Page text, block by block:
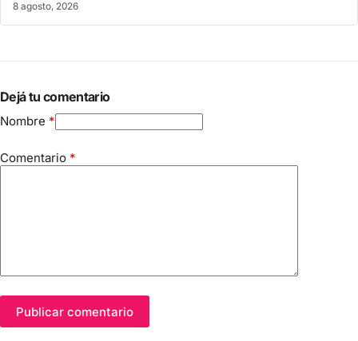
8 agosto, 2026
Dejá tu comentario
Nombre *
Comentario *
Publicar comentario